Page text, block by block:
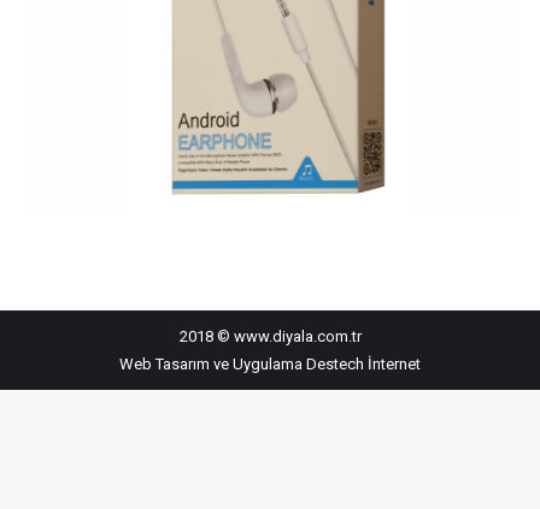
2018 © www.diyala.com.tr
Web Tasarım ve Uygulama Destech İnternet